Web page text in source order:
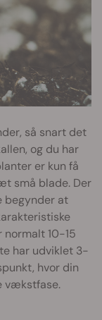
så snart det
og du har
er kun få
små blade. Der
begynder at
normalt 10-15
har udviklet 3-
hvor din
vækstfase.